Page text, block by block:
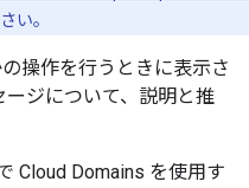
い。
操作を行うときに表示さ
ジについて、説明と推
Cloud Domains を使用す